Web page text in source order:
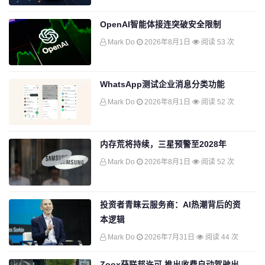
OpenAI智能体接连突破安全限制
Mark Do 2026年8月1日 阅读 53 次
WhatsApp测试企业消息分类功能
Mark Do 2026年8月1日 阅读 52 次
内存荒将持续，三星预警至2028年
Mark Do 2026年8月1日 阅读 52 次
投资者青睐云服务商：AI热潮背后的资
本逻辑
Mark Do 2026年7月31日 阅读 44 次